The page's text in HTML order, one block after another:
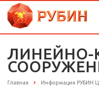
ЛИНЕЙНО-
Главная Информация РУБИН